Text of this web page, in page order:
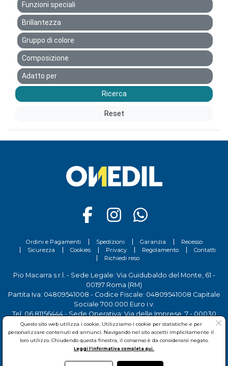
Funzioni speciali
Brillantezza
Gruppo di colore
Composizione
Adatto per
Ricerca
Reset
Ordini e Pagamenti Spedizioni Garanzia
Recesso
Sicurezza
Cookies Privacy Regolamento
Contatti
Richiedi reso
Pio Macarra s.r.l. - Sede Legale: Via Guidubaldo del Monte, 61 -
00197 Roma (RM)
Partita Iva: 04809541008 - Codice Fiscale: 04809541008 Capitale
Sociale 700.000 Euro i.v.
Tel.06 81156444- Sede Operativa: Via delle Imprese, 7 - 00030
San Cesareo (RM)
Questo sito web utilizza i cookie. Utilizziamo i cookie per statistiche e per
personalizzare contenuti ed annunci. Navigando nel sito accetti implicitamente il
loro utilizzo. Chiudendo questa finestra, il consenso è da considerarsi negato.
Leggi l'informativa completa qui.